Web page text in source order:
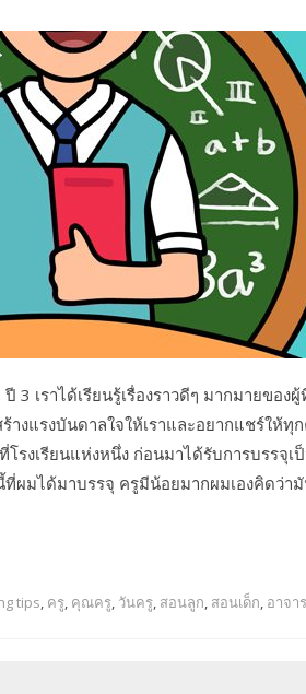
3 เราได้เรียนรู้เรื่องราวดีๆ มากมายของ
างแรงบันดาลใจให้เราและอยากแชร์ให้ทุ
รงเรียนแห่งหนึ่ง ก่อนมาได้รับการบรรจุเ
มได้มาบรรจุ ครูมีน้อยมากผมเองคิดว่า
tips, ครู, คุณครู, วันครู, สอนลูก, สอนเด็ก, อาจา